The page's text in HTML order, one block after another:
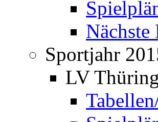
Nächste
Sportjahr
LV